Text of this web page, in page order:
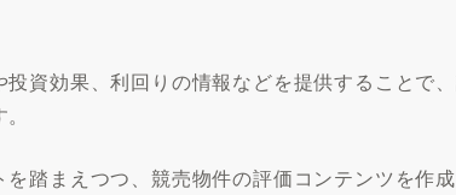
投資効果、利回りの情報などを提供することで
を踏まえつつ、競売物件の評価コンテンツを作